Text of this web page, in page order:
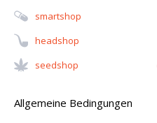
Smartshop
Headshop
Seedshop
Allgemeine Bedingungen